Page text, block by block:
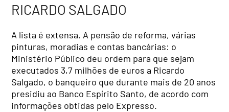
RICARDO SALGADO
A lista é extensa. A pensão de reforma, várias
pinturas, moradias e contas bancárias: o
Ministério Público deu ordem para que sejam
executados 3,7 milhões de euros a Ricardo
Salgado, o banqueiro que durante mais de 20 anos
presidiu ao Banco Espírito Santo, de acordo com
informações obtidas pelo Expresso.